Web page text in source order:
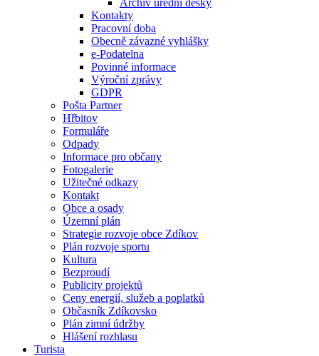
Kontakty
Pracovní doba
Obecně závazné vyhlášky
e-Podatelna
Povinné informace
Výroční zprávy
GDPR
Pošta Partner
Hřbitov
Formuláře
Odpady
Informace pro občany
Fotogalerie
Užitečné odkazy
Kontakt
Obce a osady
Územní plán
Strategie rozvoje obce Zdíkov
Plán rozvoje sportu
Kultura
Bezproudí
Publicity projektů
Ceny energií, služeb a poplatků
Občasník Zdíkovsko
Plán zimní údržby
Hlášení rozhlasu
Turista